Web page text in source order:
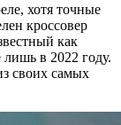
хотя точные
кроссовер
как
в 2022 году.
своих самых